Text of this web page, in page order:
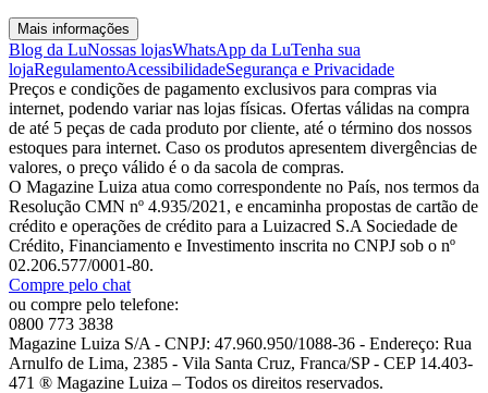
Mais informações
Blog da LuNossas lojasWhatsApp da LuTenha sua
lojaRegulamentoAcessibilidadeSegurança e Privacidade
Preços e condições de pagamento exclusivos para compras via
internet, podendo variar nas lojas físicas. Ofertas válidas na compra
de até 5 peças de cada produto por cliente, até o término dos nossos
estoques para internet. Caso os produtos apresentem divergências de
valores, o preço válido é o da sacola de compras.
O Magazine Luiza atua como correspondente no País, nos termos da
Resolução CMN nº 4.935/2021, e encaminha propostas de cartão de
crédito e operações de crédito para a Luizacred S.A Sociedade de
Crédito, Financiamento e Investimento inscrita no CNPJ sob o nº
02.206.577/0001-80.
Compre pelo chat
ou compre pelo telefone:
0800 773 3838
Magazine Luiza S/A - CNPJ: 47.960.950/1088-36 - Endereço: Rua
Arnulfo de Lima, 2385 - Vila Santa Cruz, Franca/SP - CEP 14.403-
471 ® Magazine Luiza – Todos os direitos reservados.